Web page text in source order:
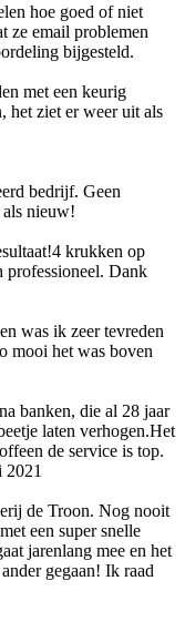
hoe goed of niet
ze email problemen
bijgesteld.
met een keurig
het ziet er weer uit als
bedrijf. Geen
nieuw!
krukken op
professioneel. Dank
was ik zeer tevreden
mooi het was boven
banken, die al 28 jaar
laten verhogen.Het
de service is top.
2021
de Troon. Nog nooit
een super snelle
jarenlang mee en het
gegaan! Ik raad